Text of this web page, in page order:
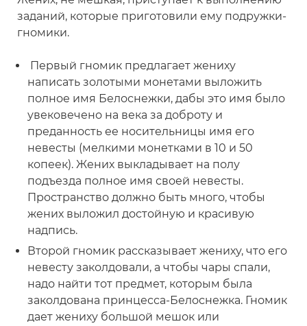
заданий, которые приготовили ему подружки-
гномики.
Первый гномик предлагает жениху
написать золотыми монетами выложить
полное имя Белоснежки, дабы это имя было
увековечено на века за доброту и
преданность ее носительницы имя его
невесты (мелкими монетками в 10 и 50
копеек). Жених выкладывает на полу
подъезда полное имя своей невесты.
Пространство должно быть много, чтобы
жених выложил достойную и красивую
надпись.
Второй гномик рассказывает жениху, что его
невесту заколдовали, а чтобы чары спали,
надо найти тот предмет, которым была
заколдована принцесса-Белоснежка. Гномик
дает жениху большой мешок или